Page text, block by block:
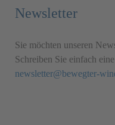
Newsletter
Sie möchten unseren
Schreiben Sie einfach
newsletter@bewegter-